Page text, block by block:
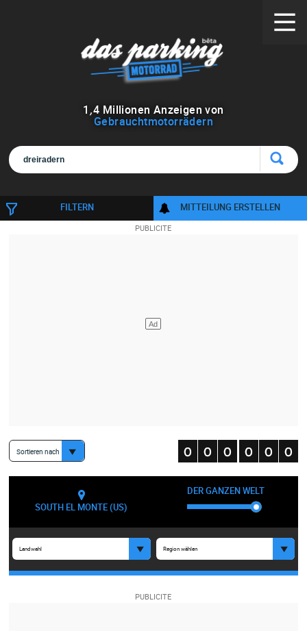
1 ,4 Millionen Anzeigen von
Gebrauchtmotorrädern
FILTERN MITTEILUNG ERSTELLEN
Sortieren nach
SOUTH EL MONTE (US)
DER GANZEN WELT
Landwahl Region wählen